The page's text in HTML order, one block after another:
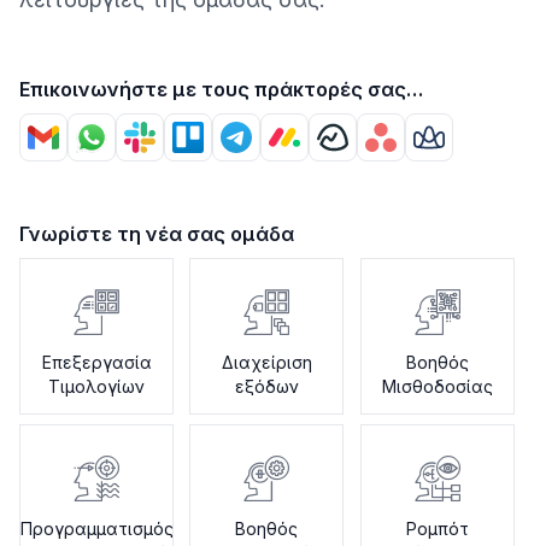
Επικοινωνήστε με τους πράκτορές σας
χρησιμοποιώντας
Γνωρίστε τη νέα σας ομάδα
Επεξεργασία
Τιμολογίων
Διαχείριση
εξόδων
Βοηθός
Μισθοδοσίας
Προγραμματισμός
Βοηθός
Ρομπότ